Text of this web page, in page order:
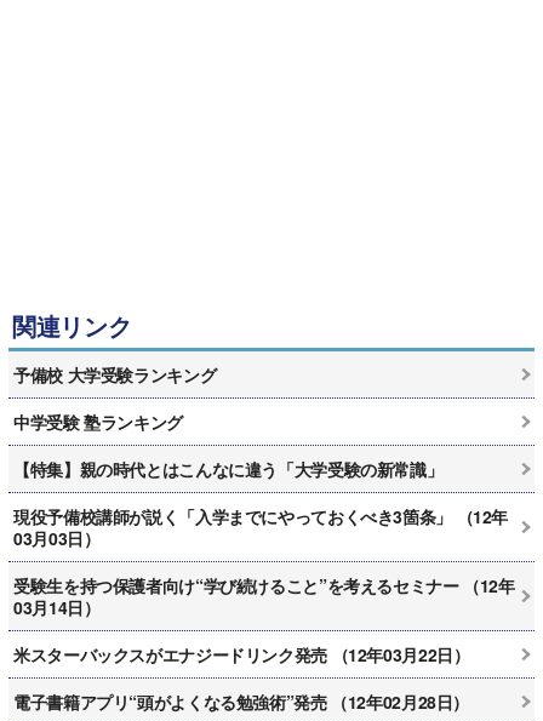
関連リンク
予備校 大学受験ランキング
中学受験 塾ランキング
【特集】親の時代とはこんなに違う「大学受験の新常識」
現役予備校講師が説く「入学までにやっておくべき3箇条」 （12年
03月03日）
受験生を持つ保護者向け“学び続けること”を考えるセミナー （12年
03月14日）
米スターバックスがエナジードリンク発売 （12年03月22日）
電子書籍アプリ“頭がよくなる勉強術”発売 （12年02月28日）